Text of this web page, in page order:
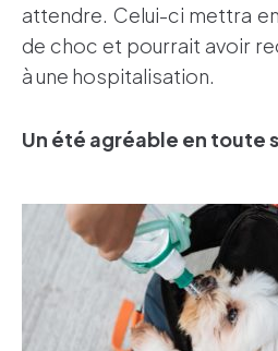
attendre. Celui-ci mettra
de choc et pourrait avoir
à une hospitalisation.
Un été agréable en toute